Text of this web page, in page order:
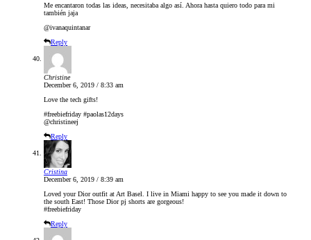
Me encantaron todas las ideas, necesitaba algo así. Ahora hasta quiero todo para mi
también jaja
@ivanaquintanar
Reply
Christine
December 6, 2019 / 8:33 am
Love the tech gifts!
#freebiefriday #paolas12days
@christineej
Reply
Cristina
December 6, 2019 / 8:39 am
Loved your Dior outfit at Art Basel. I live in Miami happy to see you made it down to
the south East! Those Dior pj shorts are gorgeous!
#freebiefriday
Reply